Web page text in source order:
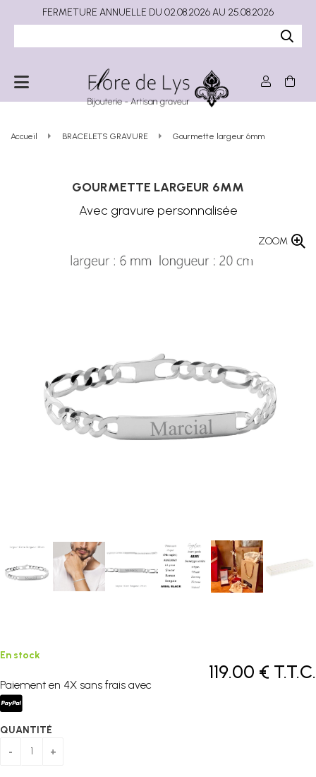
Accueil BRACELETS GRAVURE Gourmette largeur 6mm
GOURMETTE LARGEUR 6MM
Avec gravure personnalisée
ZOOM
119.00 € T.T.C.
En stock
Paiement en 4X sans frais avec
QUANTITÉ
FERMETURE ANNUELLE DU 02.08.2026 AU 25.08.2026